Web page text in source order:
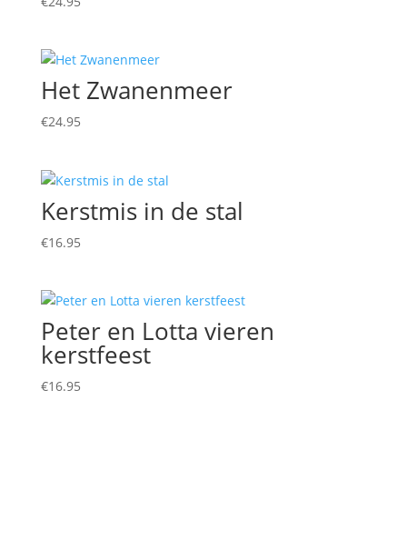
Het Zwanenmeer
€24.95
Kerstmis in de stal
€16.95
Peter en Lotta vieren
kerstfeest
€16.95